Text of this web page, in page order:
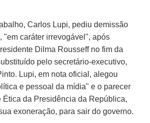
Carlos Lupi, pediu demissão
"em caráter irrevogável", após
Dilma Rousseff no fim da
pelo secretário-executivo,
Lupi, em nota oficial, alegou
e pessoal da mídia" e o parecer
Ética da Presidência da República,
exoneração, para sair do governo.